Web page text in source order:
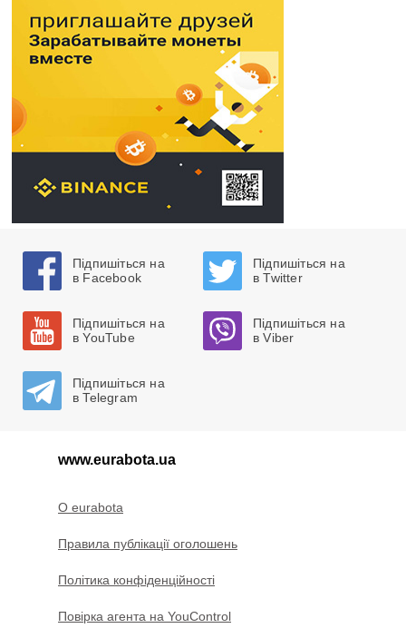
Підпишіться на
в Facebook
Підпишіться на
в Twitter
Підпишіться на
в YouTube
Підпишіться на
в Viber
Підпишіться на
в Telegram
www.eurabota.ua
O eurabota
Правила публікації оголошень
Політика конфіденційності
Повірка агента на YouControl